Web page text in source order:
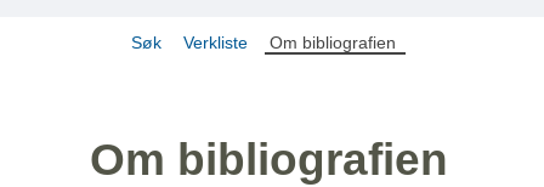
Søk Verkliste Om bibliografien
Om bibliografien